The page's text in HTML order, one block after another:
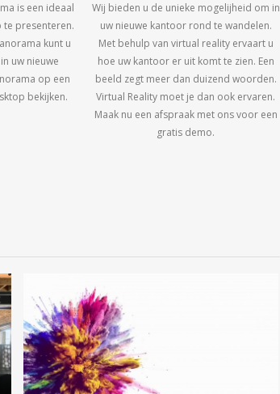
is een ideaal
presenteren.
kunt u
uw nieuwe
op een
bekijken.
Wij bieden u de unieke mogelijheid om in
uw nieuwe kantoor rond te wandelen.
Met behulp van virtual reality ervaart u
hoe uw kantoor er uit komt te zien. Een
beeld zegt meer dan duizend woorden.
Virtual Reality moet je dan ook ervaren.
Maak nu een afspraak met ons voor een
gratis demo.